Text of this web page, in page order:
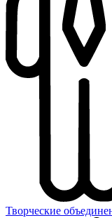
Творческие